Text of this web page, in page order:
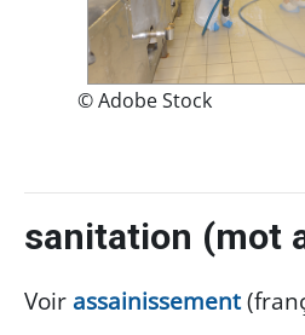
© Adobe Stock
sanitation (mot
Voir assainissement